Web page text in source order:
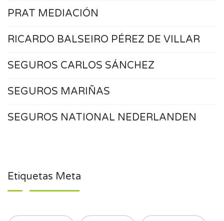
PRAT MEDIACIÓN
RICARDO BALSEIRO PÉREZ DE VILLAR
SEGUROS CARLOS SÁNCHEZ
SEGUROS MARIÑAS
SEGUROS NATIONAL NEDERLANDEN
Etiquetas Meta